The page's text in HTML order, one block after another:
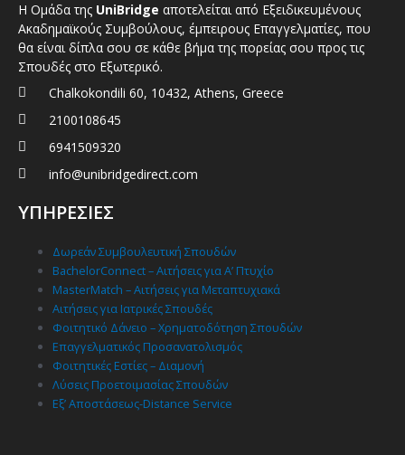
Η Ομάδα της UniBridge αποτελείται από Εξειδικευμένους
Ακαδημαϊκούς Συμβούλους, έμπειρους Επαγγελματίες, που
θα είναι δίπλα σου σε κάθε βήμα της πορείας σου προς τις
Σπουδές στο Εξωτερικό.
Chalkokondili 60, 10432, Athens, Greece
2100108645
6941509320
info@unibridgedirect.com
ΥΠΗΡΕΣΙΕΣ
Δωρεάν Συμβουλευτική Σπουδών
BachelorConnect – Αιτήσεις για Α’ Πτυχίο
MasterMatch – Αιτήσεις για Μεταπτυχιακά
Αιτήσεις για Ιατρικές Σπουδές
Φοιτητικό Δάνειο – Χρηματοδότηση Σπουδών
Επαγγελματικός Προσανατολισμός
Φοιτητικές Εστίες – Διαμονή
Λύσεις Προετοιμασίας Σπουδών
Εξ’ Αποστάσεως-Distance Service